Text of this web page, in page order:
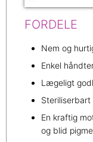
FORDELE
Nem og
Enkel
Lægeligt
En kraftig
og blid